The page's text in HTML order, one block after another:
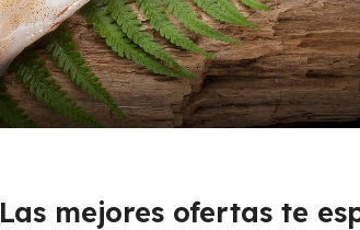
Las mejores ofertas te